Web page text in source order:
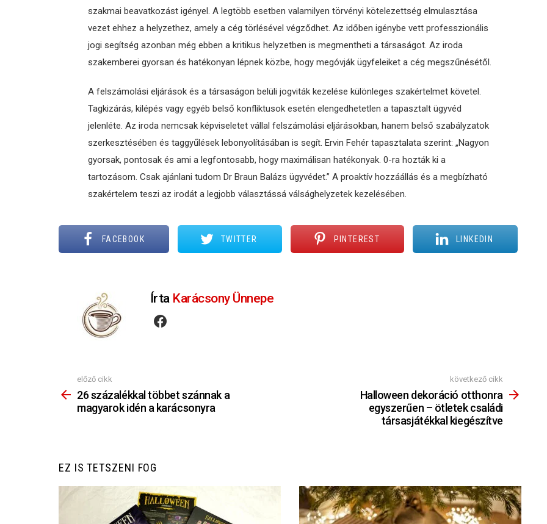
szakmai beavatkozást igényel. A legtöbb esetben valamilyen törvényi kötelezettség elmulasztása
vezet ehhez a helyzethez, amely a cég törlésével végződhet. Az időben igénybe vett professzionális
jogi segítség azonban még ebben a kritikus helyzetben is megmentheti a társaságot. Az iroda
szakemberei gyorsan és hatékonyan lépnek közbe, hogy megóvják ügyfeleiket a cég megszűnésétől.
A felszámolási eljárások és a társaságon belüli jogviták kezelése különleges szakértelmet követel.
Tagkizárás, kilépés vagy egyéb belső konfliktusok esetén elengedhetetlen a tapasztalt ügyvéd
jelenléte. Az iroda nemcsak képviseletet vállal felszámolási eljárásokban, hanem belső szabályzatok
szerkesztésében és taggyűlések lebonyolításában is segít. Ervin Fehér tapasztalata szerint: „Nagyon
gyorsak, pontosak és ami a legfontosabb, hogy maximálisan hatékonyak. 0-ra hozták ki a
tartozásom. Csak ajánlani tudom Dr Braun Balázs ügyvédet.” A proaktív hozzáállás és a megbízható
szakértelem teszi az irodát a legjobb választássá válsághelyzetek kezelésében.
FACEBOOK TWITTER PINTEREST LINKEDIN
Írta Karácsony Ünnepe
Nézz
Többet
előző cikk
26 százalékkal többet szánnak a
magyarok idén a karácsonyra
következő cikk
Halloween dekoráció otthonra
egyszerűen – ötletek családi
társasjátékkal kiegészítve
EZ IS TETSZENI FOG